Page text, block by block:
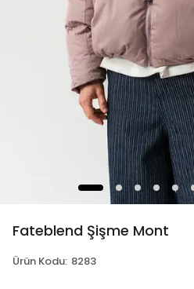
Fateblend Şişme Mont
Ürün Kodu: 8283